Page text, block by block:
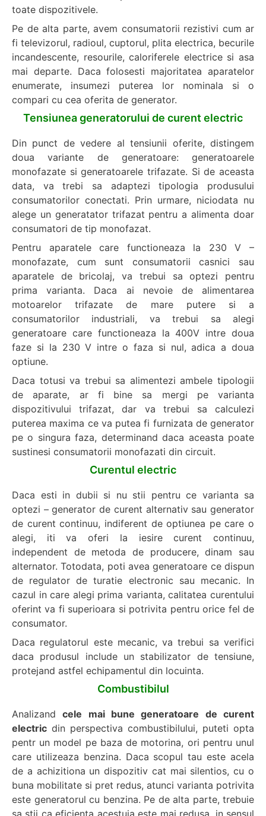
toate dispozitivele.
Pe de alta parte, avem consumatorii rezistivi cum ar
fi televizorul, radioul, cuptorul, plita electrica, becurile
incandescente, resourile, caloriferele electrice si asa
mai departe. Daca folosesti majoritatea aparatelor
enumerate, insumezi puterea lor nominala si o
compari cu cea oferita de generator.
Tensiunea generatorului de curent electric
Din punct de vedere al tensiunii oferite, distingem
doua variante de generatoare: generatoarele
monofazate si generatoarele trifazate. Si de aceasta
data, va trebi sa adaptezi tipologia produsului
consumatorilor conectati. Prin urmare, niciodata nu
alege un generatator trifazat pentru a alimenta doar
consumatori de tip monofazat.
Pentru aparatele care functioneaza la 230 V –
monofazate, cum sunt consumatorii casnici sau
aparatele de bricolaj, va trebui sa optezi pentru
prima varianta. Daca ai nevoie de alimentarea
motoarelor trifazate de mare putere si a
consumatorilor industriali, va trebui sa alegi
generatoare care functioneaza la 400V intre doua
faze si la 230 V intre o faza si nul, adica a doua
optiune.
Daca totusi va trebui sa alimentezi ambele tipologii
de aparate, ar fi bine sa mergi pe varianta
dispozitivului trifazat, dar va trebui sa calculezi
puterea maxima ce va putea fi furnizata de generator
pe o singura faza, determinand daca aceasta poate
sustinesi consumatorii monofazati din circuit.
Curentul electric
Daca esti in dubii si nu stii pentru ce varianta sa
optezi – generator de curent alternativ sau generator
de curent continuu, indiferent de optiunea pe care o
alegi, iti va oferi la iesire curent continuu,
independent de metoda de producere, dinam sau
alternator. Totodata, poti avea generatoare ce dispun
de regulator de turatie electronic sau mecanic. In
cazul in care alegi prima varianta, calitatea curentului
oferint va fi superioara si potrivita pentru orice fel de
consumator.
Daca regulatorul este mecanic, va trebui sa verifici
daca produsul include un stabilizator de tensiune,
protejand astfel echipamentul din locuinta.
Combustibilul
Analizandcele mai bune generatoare de curent
electric din perspectiva combustibilului, puteti opta
pentr un model pe baza de motorina, ori pentru unul
care utilizeaza benzina. Daca scopul tau este acela
de a achizitiona un dispozitiv cat mai silentios, cu o
buna mobilitate si pret redus, atunci varianta potrivita
este generatorul cu benzina. Pe de alta parte, trebuie
sa stii ca eficienta acestuia este mai redusa, in sensul